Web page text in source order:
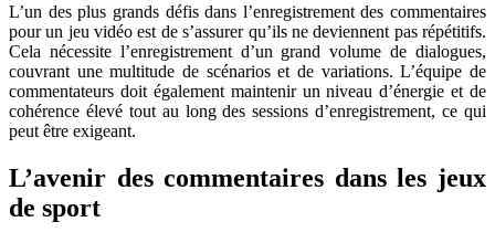
L’un des plus grands défis dans l’enregistrement des commentaires
pour un jeu vidéo est de s’assurer qu’ils ne deviennent pas répétitifs.
Cela nécessite l’enregistrement d’un grand volume de dialogues,
couvrant une multitude de scénarios et de variations. L’équipe de
commentateurs doit également maintenir un niveau d’énergie et de
cohérence élevé tout au long des sessions d’enregistrement, ce qui
peut être exigeant.
L’avenir des commentaires dans les jeux
de sport